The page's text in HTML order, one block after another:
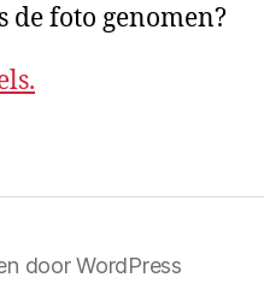
foto genomen?
door WordPress